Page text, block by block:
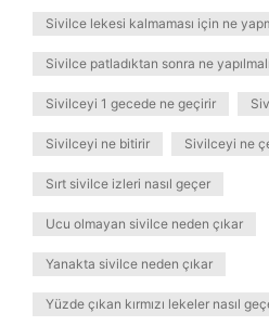
Sivilce lekesi kalmaması için ne
Sivilce patladıktan sonra ne yapılmalı
Sivilceyi 1 gecede ne geçirir
Sivilceyi ne bitirir Sivilceyi ne
Sırt sivilce izleri nasıl geçer
Ucu olmayan sivilce neden çıkar
Yanakta sivilce neden çıkar
Yüzde çıkan kırmızı lekeler nasıl